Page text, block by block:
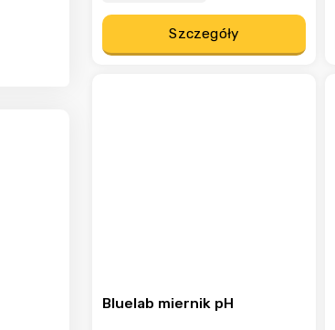
Szczegóły
Bluelab miernik pH